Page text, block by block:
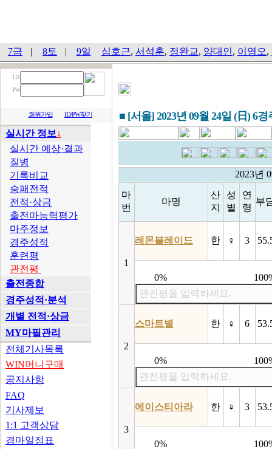
7금 | 8토 | 9일 심호근, 서석훈, 정완교, 양대인, 이영오,
I D
PW
회원가입 ID/PW찾기
실시간 정보↓
실시간 예상·결과
질병
기록비교
승패전적
전적·상금
출전마능력평가
마주정보
경주성적
훈련평
관전평
출전종합
경주성적·분석
개별 전적·상금
MY마필관리
전체기사목록
WIN머니구매
공지사항
FAQ
기사제보
1:1 고객상담
경마일정표
■ [서울] 2023년 09월 24일 (日) 6경
2023년
마
번
마명
산
지
성
별
연
령
부
1
레몬블레이드 한 ♀ 3
0%
관전평을 입력하세요.
2
스마트별 한 ♀ 6
0%
관전평을 입력하세요.
3
에이스티아라 한 ♀ 3
0%